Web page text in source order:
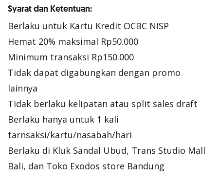
Syarat dan Ketentuan:
Berlaku untuk Kartu Kredit OCBC NISP
Hemat 20% maksimal Rp50.000
Minimum transaksi Rp150.000
Tidak dapat digabungkan dengan promo
lainnya
Tidak berlaku kelipatan atau split sales draft
Berlaku hanya untuk 1 kali
tarnsaksi/kartu/nasabah/hari
Berlaku di Kluk Sandal Ubud, Trans Studio Mall
Bali, dan Toko Exodos store Bandung